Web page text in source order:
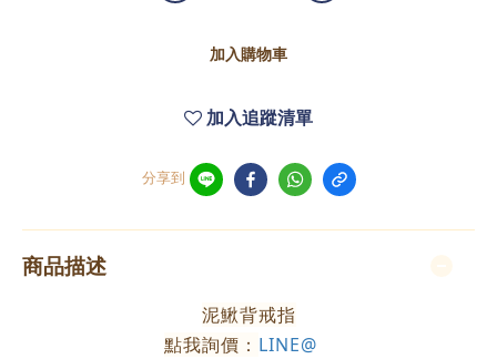
加入購物車
加入追蹤清單
分享到
商品描述
泥鰍背戒指
點我詢價： LINE@